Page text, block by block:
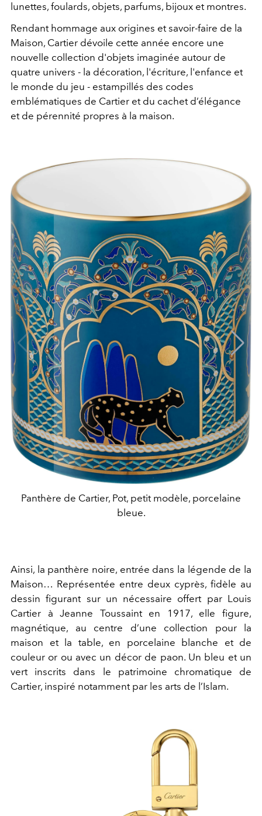
lunettes, foulards, objets, parfums, bijoux et montres.
Rendant hommage aux origines et savoir-faire de la
Maison, Cartier dévoile cette année encore une
nouvelle collection d'objets imaginée autour de
quatre univers - la décoration, l'écriture, l'enfance et
le monde du jeu - estampillés des codes
emblématiques de Cartier et du cachet d’élégance
et de pérennité propres à la maison.
Panthère de Cartier, Pot, petit modèle, porcelaine
bleue.
Ainsi, la panthère noire, entrée dans la légende de la
Maison… Représentée entre deux cyprès, fidèle au
dessin figurant sur un nécessaire offert par Louis
Cartier à Jeanne Toussaint en 1917, elle figure,
magnétique, au centre d’une collection pour la
maison et la table, en porcelaine blanche et de
couleur or ou avec un décor de paon. Un bleu et un
vert inscrits dans le patrimoine chromatique de
Cartier, inspiré notamment par les arts de l’Islam.